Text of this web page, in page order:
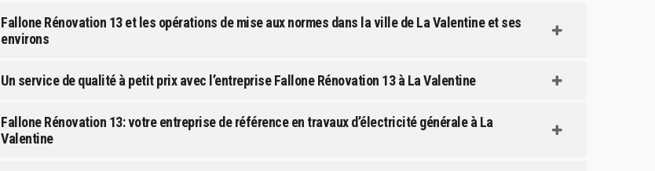
Fallone Rénovation 13 et les opérations de mise aux normes dans la ville de La Valentine et ses
environs
Un service de qualité à petit prix avec l’entreprise Fallone Rénovation 13 à La Valentine
Fallone Rénovation 13: votre entreprise de référence en travaux d’électricité générale à La
Valentine